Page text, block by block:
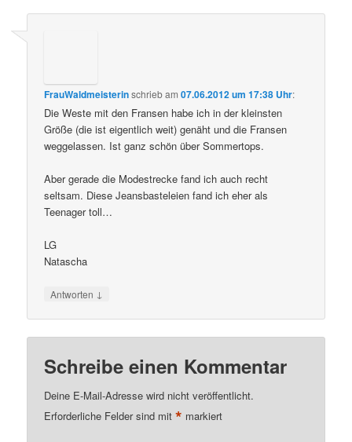
FrauWaldmeisterinschriebam07.06.2012 um 17:38 Uhr:
Die Weste mit den Fransen habe ich in der kleinsten
Größe (die ist eigentlich weit) genäht und die Fransen
weggelassen. Ist ganz schön über Sommertops.
Aber gerade die Modestrecke fand ich auch recht
seltsam. Diese Jeansbasteleien fand ich eher als
Teenager toll…
LG
Natascha
Antworten ↓
Schreibe einen Kommentar
Deine E-Mail-Adresse wird nicht veröffentlicht.
Erforderliche Felder sind mit* markiert